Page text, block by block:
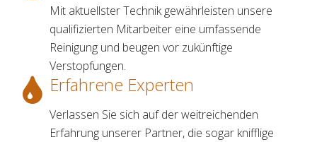
Mit aktuellster Technik gewährleisten unsere
qualifizierten Mitarbeiter eine umfassende
Reinigung und beugen vor zukünftige
Verstopfungen.
Erfahrene Experten
Verlassen Sie sich auf der weitreichenden
Erfahrung unserer Partner, die sogar knifflige